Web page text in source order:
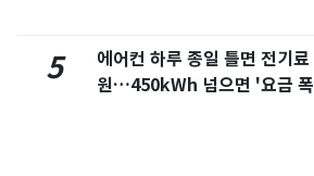
5
에어컨 하루 종일 틀면 전기
원…450kWh 넘으면 '요금